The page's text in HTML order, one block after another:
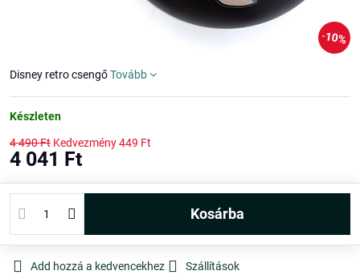
10%
Disney retro csengőTovább
Készleten
4 490 Ft Kedvezmény449 Ft
4 041 Ft
kosárba
Add hozzá a kedvencekhez Szállítások